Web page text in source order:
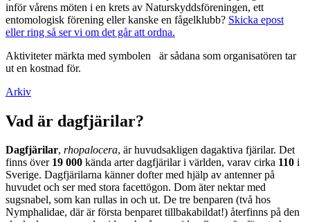
inför vårens möten i en krets av Naturskyddsföreningen, ett
entomologisk förening eller kanske en fågelklubb? Skicka epost
eller ring så ser vi om det går att ordna.
Aktiviteter märkta med symbolen
är sådana som organisatören tar
ut en kostnad för.
Arkiv
Vad är dagfjärilar?
Dagfjärilar, rhopalocera, är huvudsakligen dagaktiva fjärilar. Det
finns över 19 000 kända arter dagfjärilar i världen, varav cirka 110 i
Sverige. Dagfjärilarna känner dofter med hjälp av antenner på
huvudet och ser med stora facettögon. Dom äter nektar med
sugsnabel, som kan rullas in och ut. De tre benparen (två hos
Nymphalidae, där är första benparet tillbakabildat!) återfinns på den